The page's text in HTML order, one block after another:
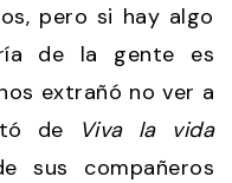
pero si hay algo
de la gente es
extrañó no ver a
de
Viva la vida
sus compañeros